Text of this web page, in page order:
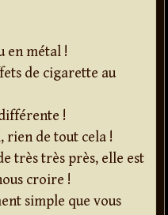
en métal !
de cigarette au
!
rien de tout cela !
très très près, elle est
croire !
simple que vous